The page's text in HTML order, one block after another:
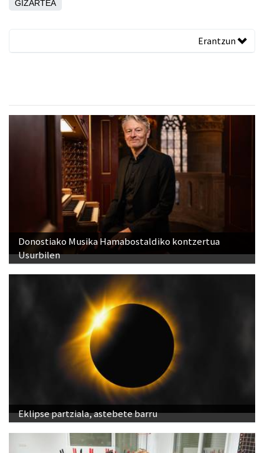
GIZARTEA
Erantzun
Donostiako Musika Hamabostaldiko kontzertua
Usurbilen
Eklipse partziala, astebete barru